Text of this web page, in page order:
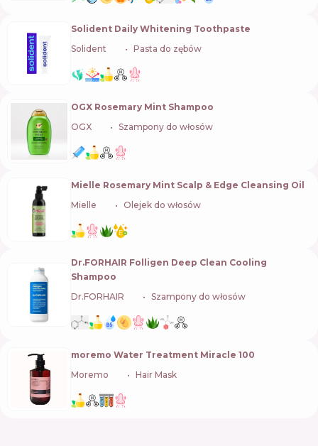
Solident Daily Whitening Toothpaste
Solident
Pasta do zębów
OGX Rosemary Mint Shampoo
OGX
Szampony do włosów
Mielle Rosemary Mint Scalp & Edge Cleansing Oil
Mielle
Olejek do włosów
Dr.FORHAIR Folligen Deep Clean Cooling
Shampoo
Dr.FORHAIR
Szampony do włosów
moremo Water Treatment Miracle 100
Moremo
Hair Mask